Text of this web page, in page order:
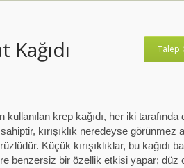
Talep
Kağıdı
krep kağıdı, her iki tarafında
sahiptir, kırışıklık neredeyse görünmez
Küçük kırışıklıklar, bu kağıdı
benzersiz bir özellik etkisi yapar; düz